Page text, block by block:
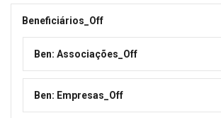
Beneficiários_Off
Ben: Associações_Off
Ben: Empresas_Off